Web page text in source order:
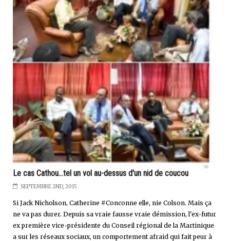
Le cas Cathou...tel un vol au-dessus d'un nid de coucou
SEPTEMBRE 2ND, 2015
Si Jack Nicholson, Catherine #Conconne elle, nie Colson. Mais ça
ne va pas durer. Depuis sa vraie fausse vraie démission, l'ex-futur
ex première vice-présidente du Conseil régional de la Martinique
a sur les réseaux sociaux, un comportement afraid qui fait peur à